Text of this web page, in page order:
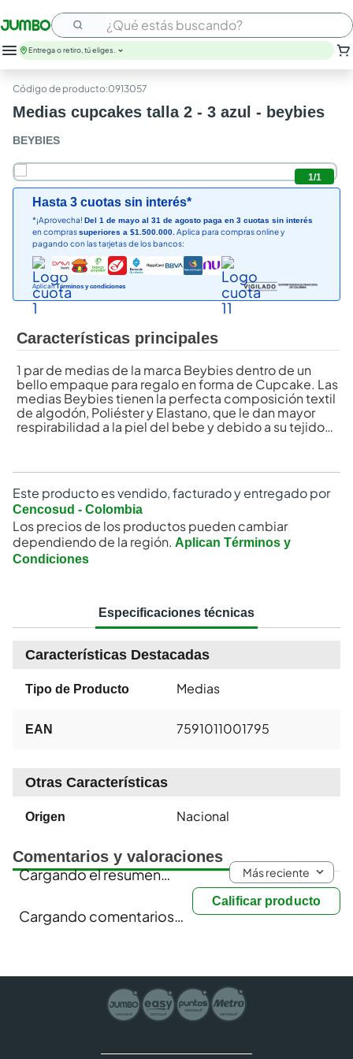
¿Qué estás buscando?
Entrega o retiro, tú eliges.
:0913057
Medias cupcakes talla 2 - 3 azul - beybies
BEYBIES
1/1
Hasta 3 cuotas sin interés*
*¡Aprovecha! Del 1 de mayo al 31 de agosto paga en 3 cuotas sin interés
en comprassuperiores a $1.500.000. Aplica para compras online y
pagando con las tarjetas de los bancos:
AplicanTérminos y condiciones
Características principales
1 par de medias de la marca Beybies dentro de un
bello empaque para regalo en forma de Cupcake. Las
medias Beybies tienen la perfecta composición textil
de algodón, Poliéster y Elastano, que le dan mayor
respirabilidad a la piel del bebe y debido a su tejido
Este producto es vendido, facturado y entregado por
Cencosud - Colombia
Los precios de los productos pueden cambiar
dependiendo de la región. Aplican Términos y
Condiciones
Especificaciones técnicas
Características Destacadas
Tipo de Producto Medias
EAN 7591011001795
Otras Características
Origen Nacional
Comentarios y valoraciones
Calificar producto
Cargando el resumen… Más reciente
Cargando comentarios…